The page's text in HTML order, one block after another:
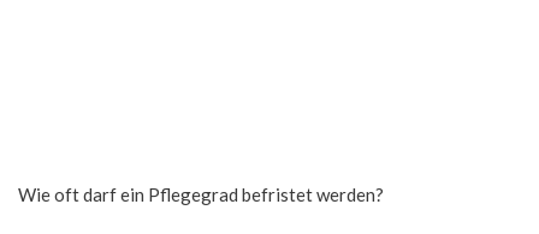
Wie oft darf ein Pflegegrad befristet werden?